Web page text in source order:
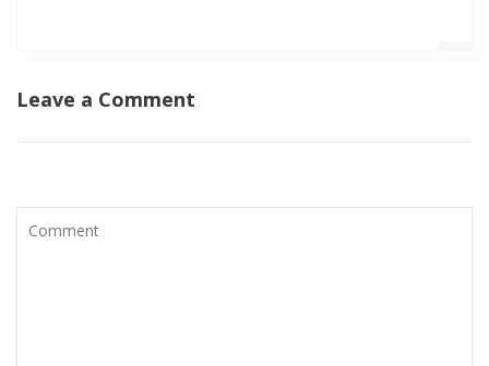
Leave a Comment